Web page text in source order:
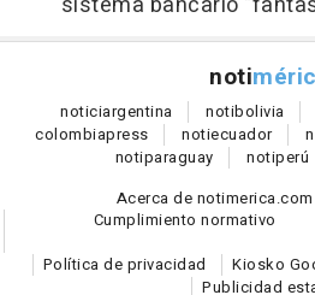
noti
noticiargentina notibolivia
colombiapress notiecuador
notiparaguay notiperú
Acerca de notimerica.com
Cumplimiento normativo
Política de privacidad
Kiosko
Publicidad